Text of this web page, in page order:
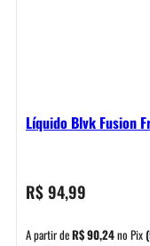
Líquido Blvk Fusion
R$94,99
A partir deR$90,24no Pix